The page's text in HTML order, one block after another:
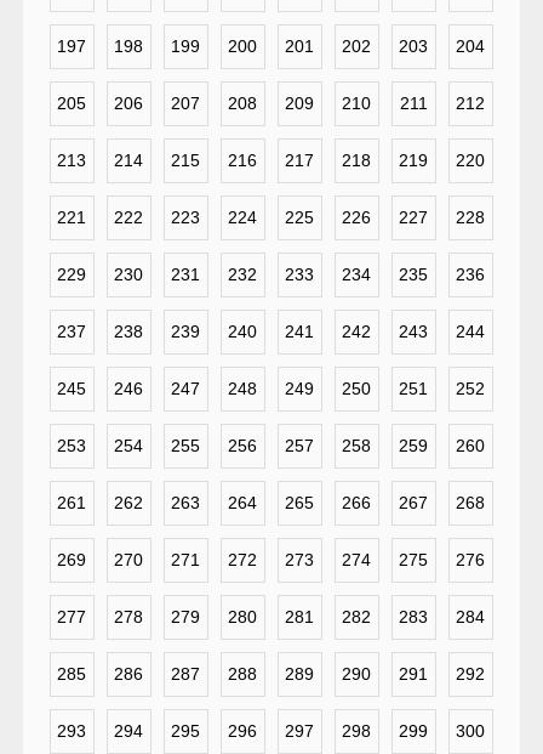
197 198 199 200 201 202 203 204
205 206 207 208 209 210 211 212
213 214 215 216 217 218 219 220
221 222 223 224 225 226 227 228
229 230 231 232 233 234 235 236
237 238 239 240 241 242 243 244
245 246 247 248 249 250 251 252
253 254 255 256 257 258 259 260
261 262 263 264 265 266 267 268
269 270 271 272 273 274 275 276
277 278 279 280 281 282 283 284
285 286 287 288 289 290 291 292
293 294 295 296 297 298 299 300